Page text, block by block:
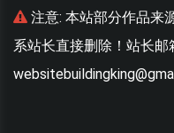
注意: 本站部分作品来
系站长直接删除！站长邮